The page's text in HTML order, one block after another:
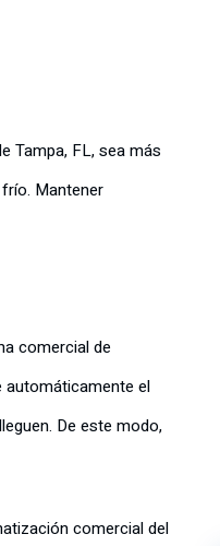
Tampa, FL, sea más
Mantener
comercial de
automáticamente el
De este modo,
comercial del